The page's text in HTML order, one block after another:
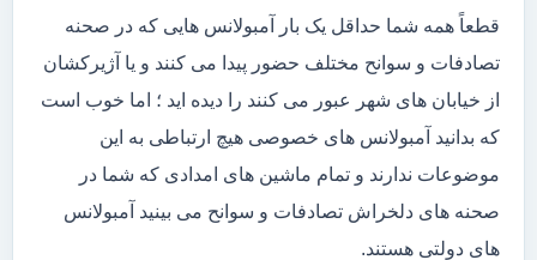
قطعاً همه شما حداقل یک بار آمبولانس هایی که در صحنه
تصادفات و سوانح مختلف حضور پیدا می کنند و یا آژیرکشان
از خیابان های شهر عبور می کنند را دیده اید ؛ اما خوب است
که بدانید آمبولانس های خصوصی هیچ ارتباطی به این
موضوعات ندارند و تمام ماشین های امدادی که شما در
صحنه های دلخراش تصادفات و سوانح می بینید آمبولانس
های دولتی هستند.